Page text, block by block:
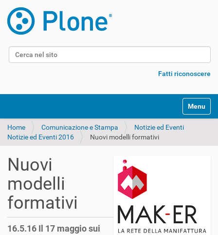
Cerca nel sito
Fatti riconoscere
Alterna
Home Comunicazione e Stampa
Notizie ed Eventi
Notizie ed Eventi 2016
Nuovi modelli formativi
Nuovi
modelli
formativi
16.5.16 Il 17 maggio sui